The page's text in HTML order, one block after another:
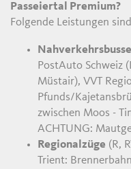
Passeiertal Premium?
Folgende Leistungen
Nahverkehrsbusse
PostAuto Schweiz
Müstair), VVT
Pfunds/
zwischen Moos -
ACHTUNG:
Regionalzüge (R,
Trient: